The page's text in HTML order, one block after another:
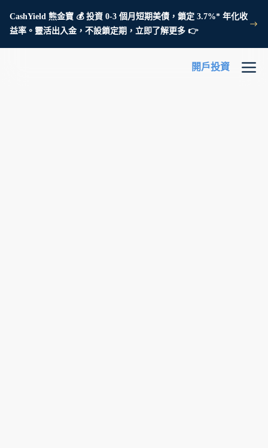
CashYield 熊金寶 💰 投資 0-3 個月短期美債，鎖定 3.7%* 年化收
益率。靈活出入金，不設鎖定期，立即了解更多 👉
開戶投資